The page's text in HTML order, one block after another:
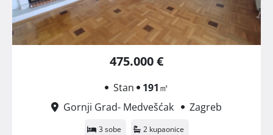
475.000 €
Stan 191㎡
Gornji Grad- Medvešćak
Zagreb
3 sobe 2 kupaonice